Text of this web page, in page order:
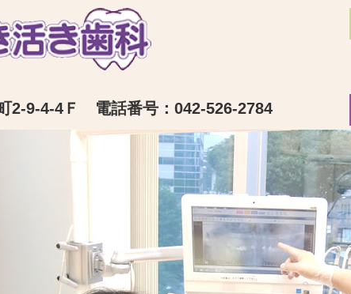
2-9-4-4Ｆ 電話番号：042-526-2784